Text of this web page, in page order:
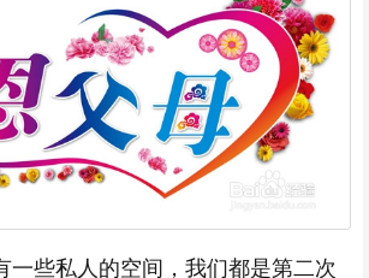
一些私人的空间，我们都是第二次